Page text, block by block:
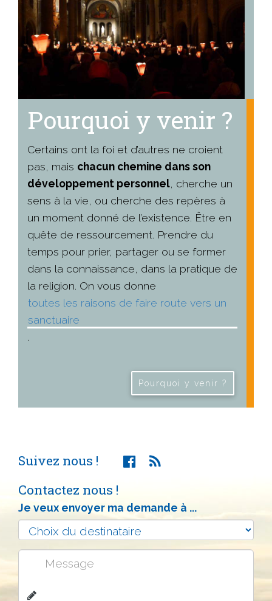
Pourquoi y venir ?
Certains ont la foi et d’autres ne croient
pas, mais chacun chemine dans son
développement personnel, cherche un
sens à la vie, ou cherche des repères à
un moment donné de l’existence. Être en
quête de ressourcement. Prendre du
temps pour prier, partager ou se former
dans la connaissance, dans la pratique de
la religion. On vous donne
toutes les raisons de faire route vers un
sanctuaire
.
Pourquoi y venir ?
Suivez nous !
Contactez nous !
Je veux envoyer ma demande à ...